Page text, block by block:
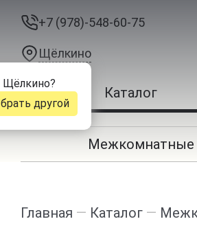
+7 (978)-548-60-75
Щёлкино
Щёлкино?
другой
Каталог
Межкомнатные
Главная — Каталог —